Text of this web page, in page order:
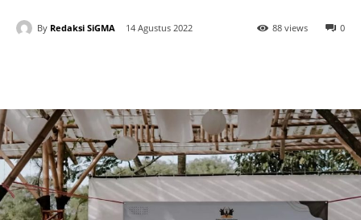
By Redaksi SiGMA 14 Agustus 2022 0
88 views